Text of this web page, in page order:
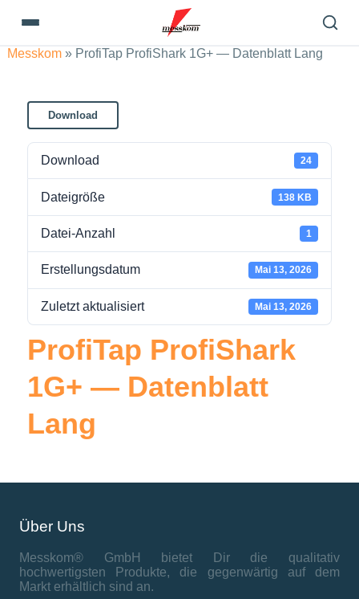
Messkom » ProfiTap ProfiShark 1G+ — Datenblatt Lang
Download
Download 24
Dateigröße 138 KB
Datei-Anzahl 1
Erstellungsdatum Mai 13, 2026
Zuletzt aktualisiert Mai 13, 2026
ProfiTap ProfiShark
1G+ — Datenblatt
Lang
Über Uns
Messkom® GmbH bietet Dir die qualitativ
hochwertigsten Produkte, die gegenwärtig auf dem
Markt erhältlich sind an.